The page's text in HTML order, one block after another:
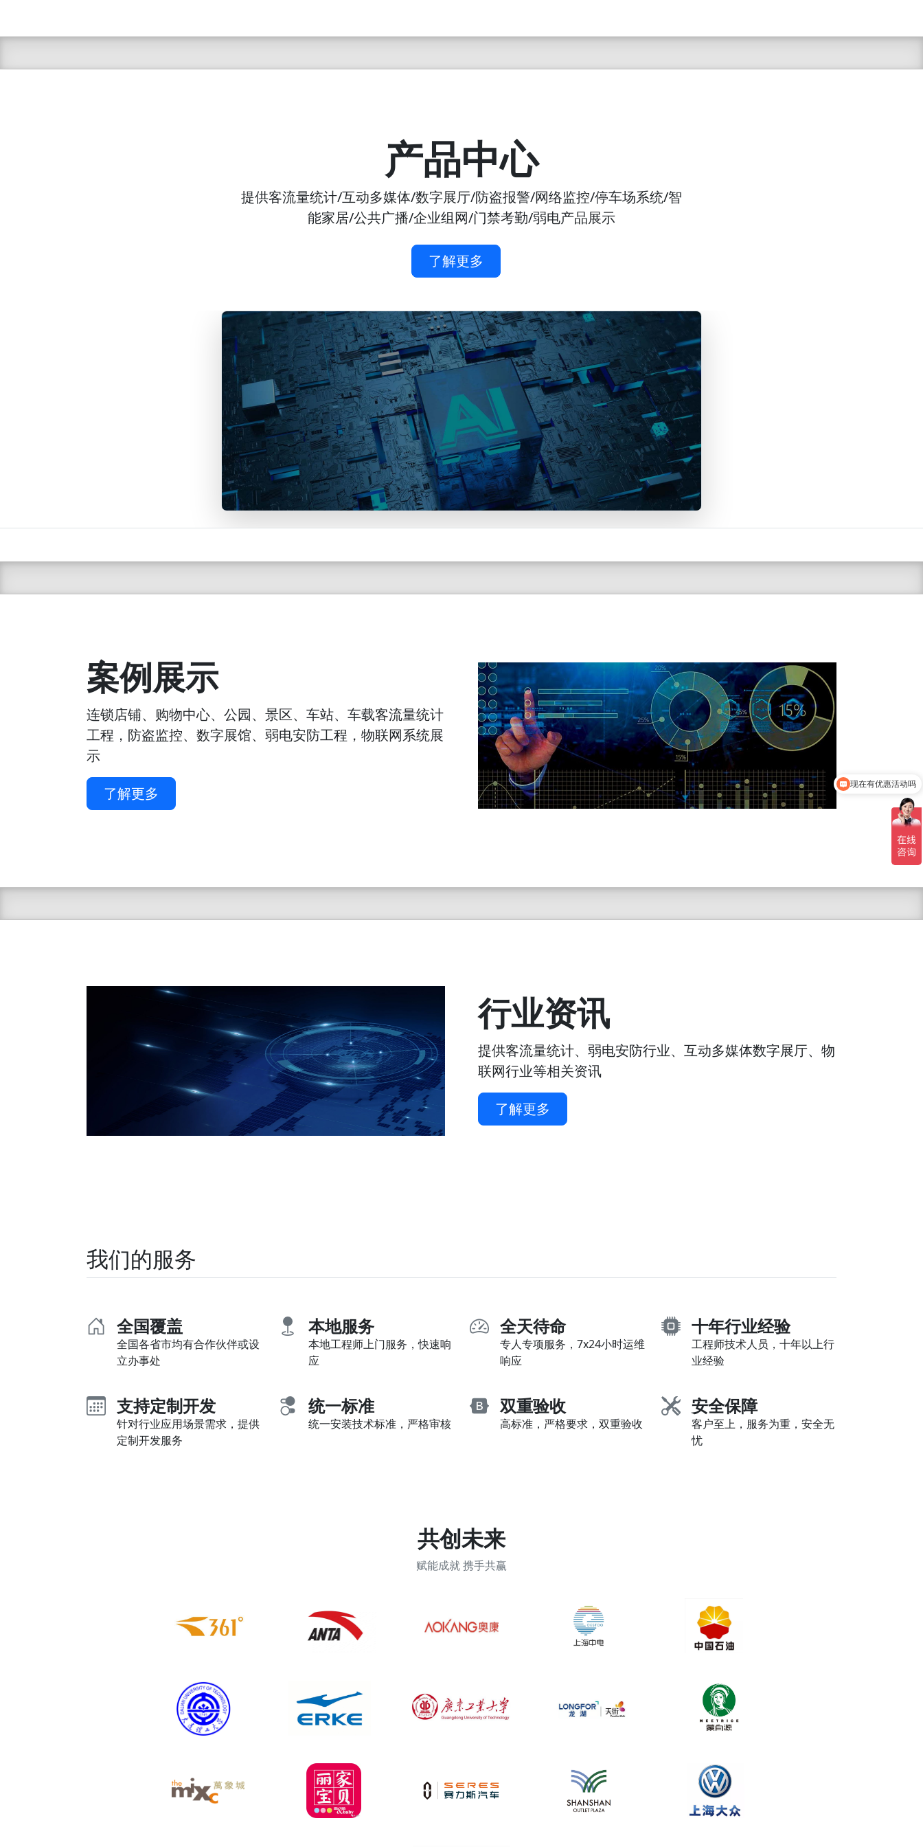
产品中心
提供客流量统计/互动多媒体/数字展厅/防盗报警/网络监控/停车场系统/智
能家居/公共广播/企业组网/门禁考勤/弱电产品展示
了解更多
案例展示
连锁店铺、购物中心、公园、景区、车站、车载客流量统计
工程，防盗监控、数字展馆、弱电安防工程，物联网系统展
示
了解更多
行业资讯
提供客流量统计、弱电安防行业、互动多媒体数字展厅、物
联网行业等相关资讯
了解更多
我们的服务
全国覆盖
全国各省市均有合作伙伴或设
立办事处
本地服务
本地工程师上门服务，快速响
应
全天待命
专人专项服务，7x24小时运维
响应
十年行业经验
工程师技术人员，十年以上行
业经验
支持定制开发
针对行业应用场景需求，提供
定制开发服务
统一标准
统一安装技术标准，严格审核
双重验收
高标准，严格要求，双重验收
安全保障
客户至上，服务为重，安全无
忧
共创未来
赋能成就 携手共赢
可以介绍下你们的产品么
现在有优惠活动吗